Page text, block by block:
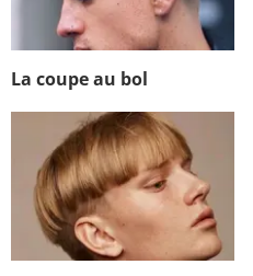
La coupe au bol